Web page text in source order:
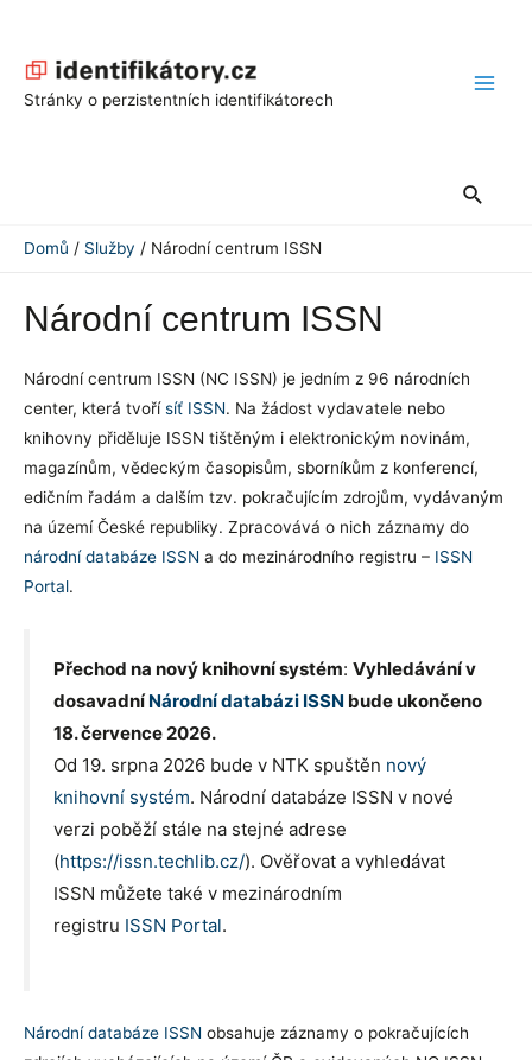
obsah
Stránky o perzistentních identifikátorech
Hledat
Domů Služby Národní centrum ISSN
Národní centrum ISSN
Národní centrum ISSN (NC ISSN) je jedním z 96 národních
center, která tvořísíť ISSN. Na žádost vydavatele nebo
knihovny přiděluje ISSN tištěným i elektronickým novinám,
magazínům, vědeckým časopisům, sborníkům z konferencí,
edičním řadám a dalším tzv. pokračujícím zdrojům, vydávaným
na území České republiky. Zpracovává o nich záznamy do
národní databáze ISSN a do mezinárodního registru – ISSN
Portal.
Přechod na nový knihovní systém: Vyhledávání v
dosavadníNárodní databázi ISSN bude ukončeno
18. července 2026.
Od 19. srpna 2026 bude v NTK spuštěn nový
knihovní systém. Národní databáze ISSN v nové
verzi poběží stále na stejné adrese
(https://issn.techlib.cz/). Ověřovat a vyhledávat
ISSN můžete také v mezinárodním
registru ISSN Portal.
Národní databáze ISSN obsahuje záznamy o pokračujících